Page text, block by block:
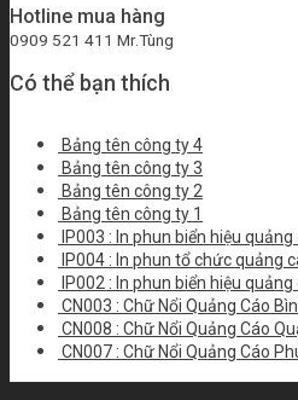
Hotline mua hàng
0909 521 411 Mr.Tùng
Có thể bạn thích
Bảng tên công ty 4
Bảng tên công ty 3
Bảng tên công ty 2
Bảng tên công ty 1
IP003 : In phun biển hiệu
IP004 : In phun tổ chức quảng
IP002 : In phun biển hiệu
CN003 : Chữ Nổi Quảng Cáo
CN008 : Chữ Nổi Quảng Cáo
CN007 : Chữ Nổi Quảng Cáo